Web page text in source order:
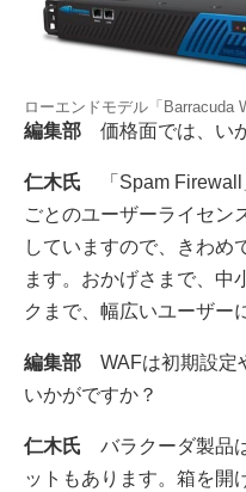
ローエンドモデル「Barracuda
編集部 価格面では、い
仁木氏 「Spam Firewall
ごとのユーザーライセン
していますので、きわめ
ます。おかげさまで、中
クまで、幅広いユーザー
編集部 WAFは初期設定
いかがですか？
仁木氏 バラクーダ製品
ットもあります。箱を開